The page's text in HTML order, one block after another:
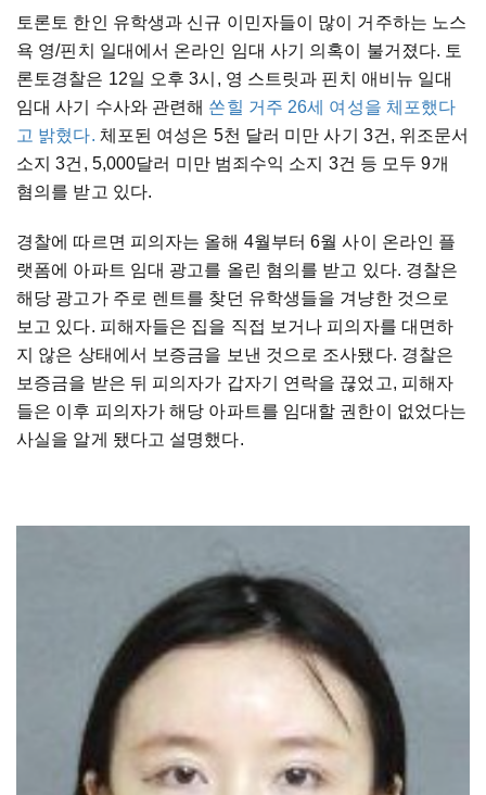
토론토 한인 유학생과 신규 이민자들이 많이 거주하는 노스
욕 영/핀치 일대에서 온라인 임대 사기 의혹이 불거졌다. 토
론토경찰은 12일 오후 3시, 영 스트릿과 핀치 애비뉴 일대
임대 사기 수사와 관련해 쏜힐 거주 26세 여성을 체포했다
고 밝혔다. 체포된 여성은 5천 달러 미만 사기 3건, 위조문서
소지 3건, 5,000달러 미만 범죄수익 소지 3건 등 모두 9개
혐의를 받고 있다.
경찰에 따르면 피의자는 올해 4월부터 6월 사이 온라인 플
랫폼에 아파트 임대 광고를 올린 혐의를 받고 있다. 경찰은
해당 광고가 주로 렌트를 찾던 유학생들을 겨냥한 것으로
보고 있다. 피해자들은 집을 직접 보거나 피의자를 대면하
지 않은 상태에서 보증금을 보낸 것으로 조사됐다. 경찰은
보증금을 받은 뒤 피의자가 갑자기 연락을 끊었고, 피해자
들은 이후 피의자가 해당 아파트를 임대할 권한이 없었다는
사실을 알게 됐다고 설명했다.